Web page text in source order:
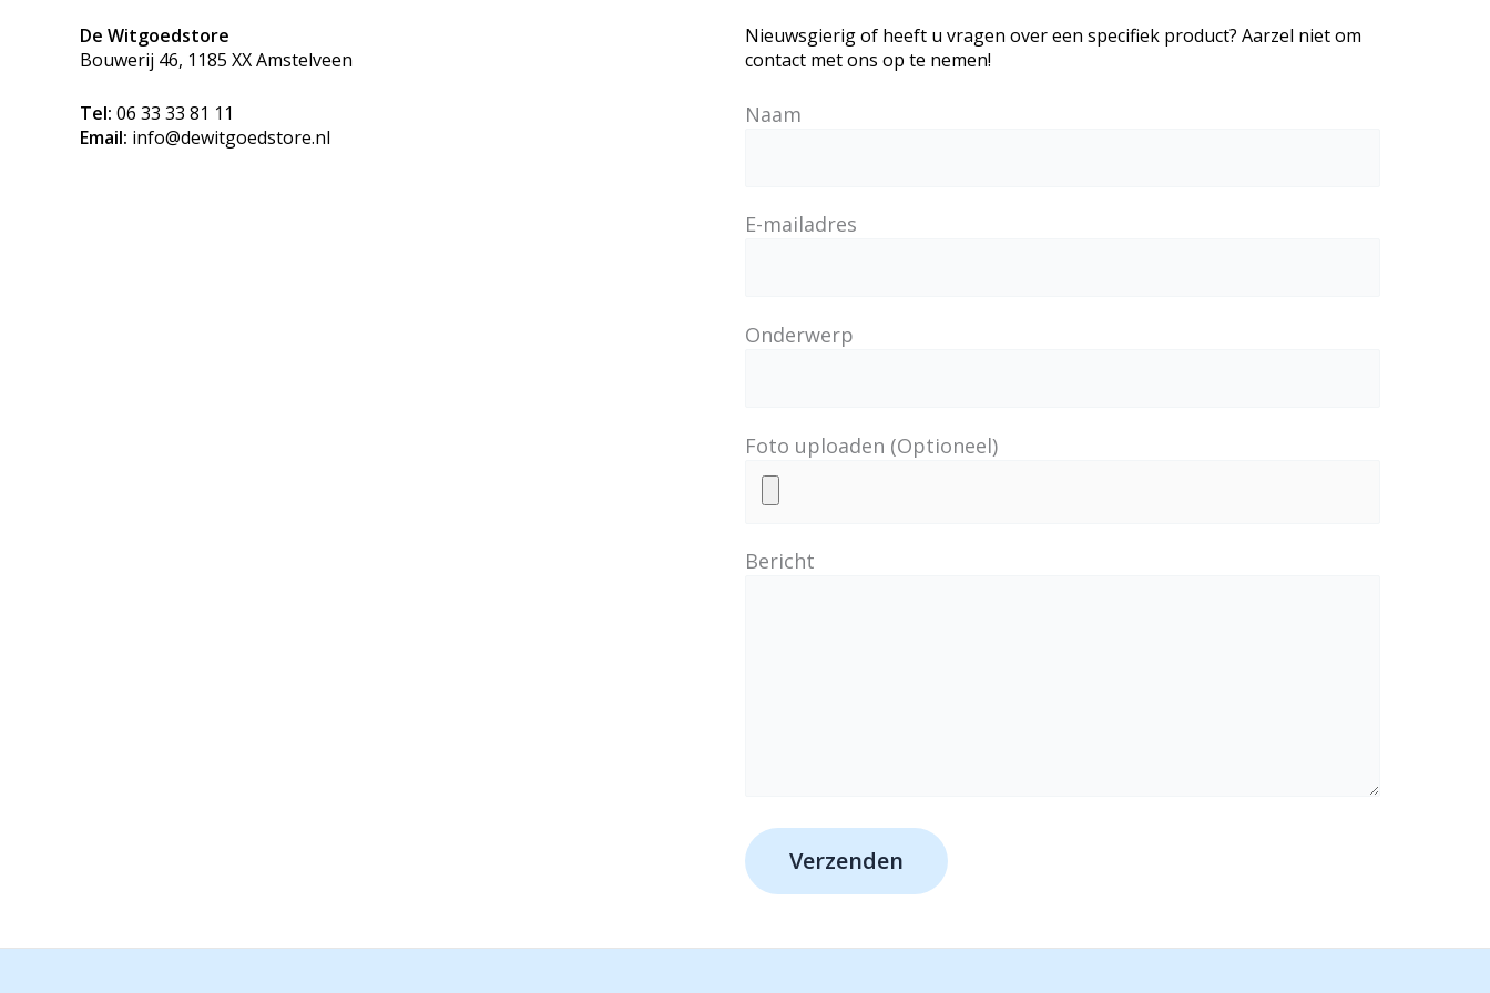
De Witgoedstore
Bouwerij 46, 1185 XX Amstelveen
Tel: 06 33 33 81 11
Email: info@dewitgoedstore.nl
Nieuwsgierig of heeft u vragen over een specifiek product? Aarzel niet om
contact met ons op te nemen!
Naam
E-mailadres
Onderwerp
Foto uploaden (Optioneel)
Bericht